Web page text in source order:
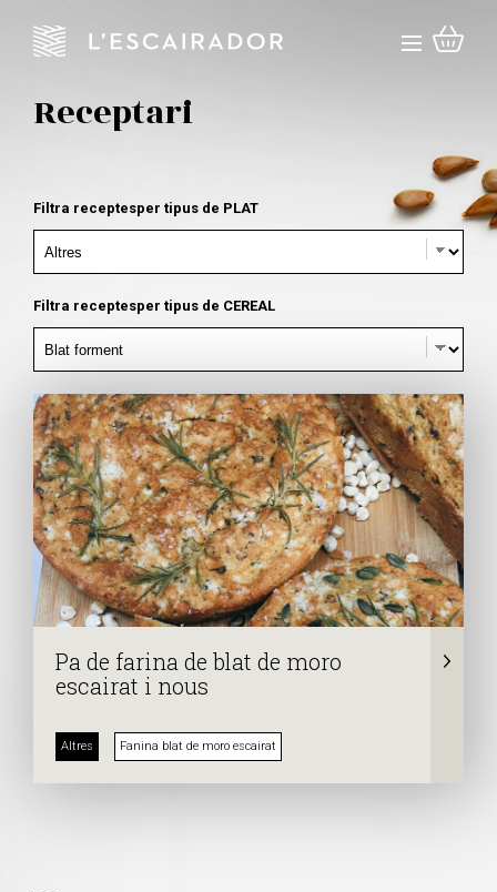
Receptari
Filtra receptesper tipus de PLAT
Filtra receptesper tipus de CEREAL
Pa de farina de blat de moro
escairat i nous
Altres Fanina blat de moro escairat